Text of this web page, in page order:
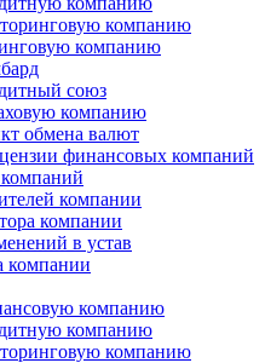
компанию
компанию
союз
компанию
обмена валют
финансовых компаний
компании
компании
в устав
компании
компанию
компанию
компанию